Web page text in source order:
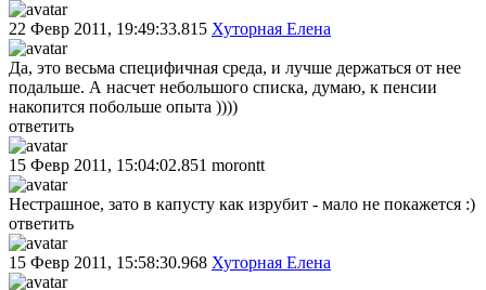
22 Февр 2011, 19:49:33.815 Хуторная Елена
Да, это весьма специфичная среда, и лучше держаться от нее
подальше. А насчет небольшого списка, думаю, к пенсии
накопится побольше опыта ))))
ответить
15 Февр 2011, 15:04:02.851 morontt
Нестрашное, зато в капусту как изрубит - мало не покажется :)
ответить
15 Февр 2011, 15:58:30.968 Хуторная Елена